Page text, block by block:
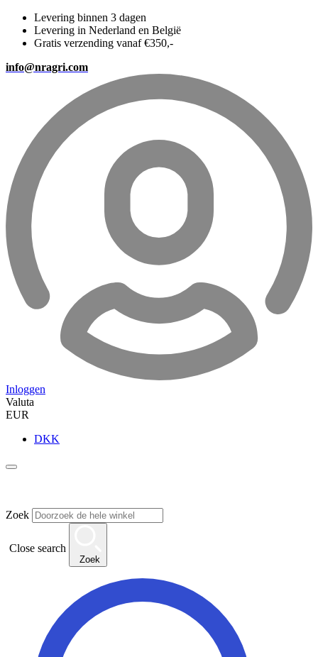
Levering binnen 3 dagen
Levering in Nederland en België
Gratis verzending vanaf €350,-
info@nragri.com
Inloggen
Valuta
EUR
DKK
Zoek
Close search
Zoek